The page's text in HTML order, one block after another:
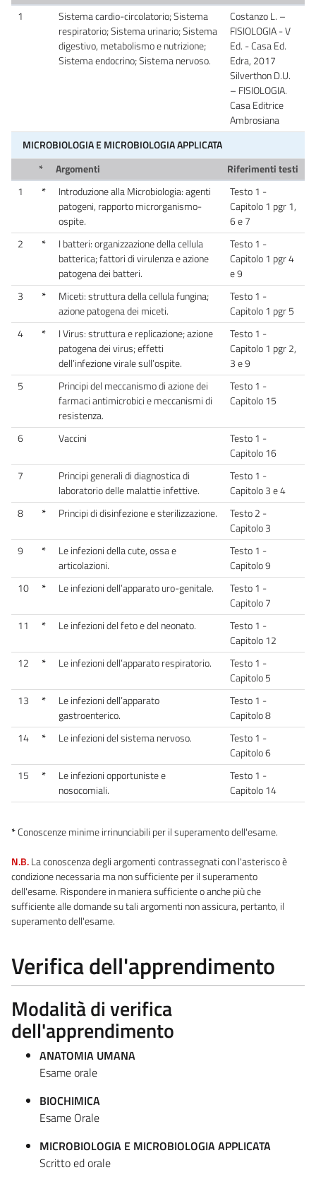
1
Sistema cardio-circolatorio; Sistema
respiratorio; Sistema urinario; Sistema
digestivo, metabolismo e nutrizione;
Sistema endocrino; Sistema nervoso.
Costanzo L. –
FISIOLOGIA - V
Ed. - Casa Ed.
Edra, 2017
Silverthon D.U.
– FISIOLOGIA.
Casa Editrice
Ambrosiana
MICROBIOLOGIA E MICROBIOLOGIA APPLICATA
*
Argomenti
Riferimenti testi
1
*
Introduzione alla Microbiologia: agenti
patogeni, rapporto microrganismo-
ospite.
Testo 1 -
Capitolo 1 pgr 1,
6 e 7
2
*
I batteri: organizzazione della cellula
batterica; fattori di virulenza e azione
patogena dei batteri.
Testo 1 -
Capitolo 1 pgr 4
e 9
3
*
Miceti: struttura della cellula fungina;
azione patogena dei miceti.
Testo 1 -
Capitolo 1 pgr 5
4
*
I Virus: struttura e replicazione; azione
patogena dei virus; effetti
dell’infezione virale sull’ospite.
Testo 1 -
Capitolo 1 pgr 2,
3 e 9
5
Principi del meccanismo di azione dei
farmaci antimicrobici e meccanismi di
resistenza.
Testo 1 -
Capitolo 15
6 Vaccini
Testo 1 -
Capitolo 16
7
Principi generali di diagnostica di
laboratorio delle malattie infettive.
Testo 1 -
Capitolo 3 e 4
8
* Principi di disinfezione e sterilizzazione.
Testo 2 -
Capitolo 3
9
*
Le infezioni della cute, ossa e
articolazioni.
Testo 1 -
Capitolo 9
10
* Le infezioni dell’apparato uro-genitale.
Testo 1 -
Capitolo 7
11
* Le infezioni del feto e del neonato.
Testo 1 -
Capitolo 12
12
* Le infezioni dell’apparato respiratorio.
Testo 1 -
Capitolo 5
13
*
Le infezioni dell’apparato
gastroenterico.
Testo 1 -
Capitolo 8
14
* Le infezioni del sistema nervoso.
Testo 1 -
Capitolo 6
15
*
Le infezioni opportuniste e
nosocomiali.
Testo 1 -
Capitolo 14
*Conoscenze minime irrinunciabili per il superamento dell'esame.
N.B.La conoscenza degli argomenti contrassegnati con l'asterisco è
condizione necessaria ma non sufficiente per il superamento
dell'esame. Rispondere in maniera sufficiente o anche più che
sufficiente alle domande su tali argomenti non assicura, pertanto, il
superamento dell'esame.
Verifica dell'apprendimento
Modalità di verifica
dell'apprendimento
ANATOMIA UMANA
Esame orale
BIOCHIMICA
Esame Orale
MICROBIOLOGIA E MICROBIOLOGIA APPLICATA
Scritto ed orale